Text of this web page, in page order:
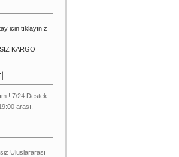
için tıklayınız
KARGO
! 7/24 Destek
arası.
Uluslararası